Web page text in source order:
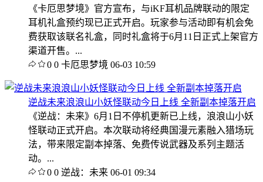
《卡厄思梦境》官方宣布，与iKF耳机品牌联动的限定
耳机礼盒预约现已正式开启。玩家参与活动即有机会免
费获取该联名礼盒，同时礼盒将于6月11日正式上架官方
渠道开售。...
0 0 卡厄思梦境 06-03 10:59
逆战未来浪浪山小妖怪联动今日上线 全新副本掉落开启
《逆战：未来》6月1日不停机更新已上线，浪浪山小妖
怪联动正式开启。本次联动将经典国漫元素融入猎场玩
法，带来限定副本掉落、免费传说武器及系列主题活
动。...
0 0 逆战：未来 06-01 09:34